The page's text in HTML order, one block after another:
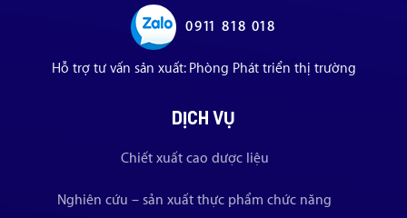
0911 818 018
Hỗ trợ tư vấn sản xuất: Phòng Phát triển thị trường
DỊCH VỤ
Chiết xuất cao dược liệu
Nghiên cứu – sản xuất thực phẩm chức năng